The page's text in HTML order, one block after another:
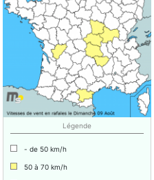
Légende
- de 50 km/h
50 à 70 km/h